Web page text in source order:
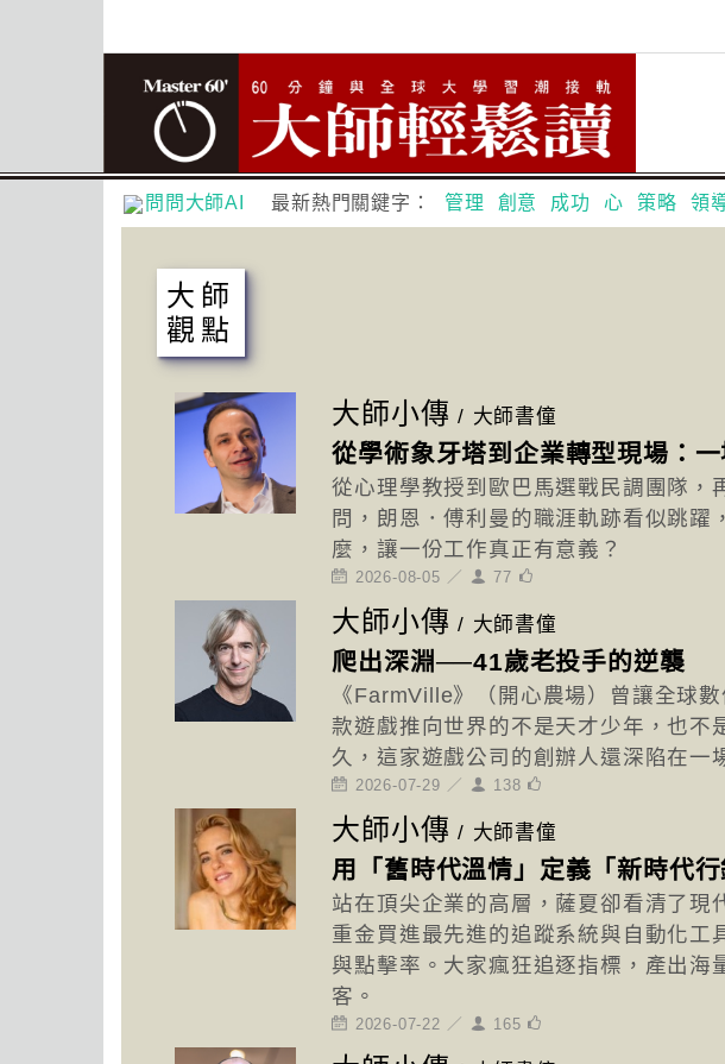
問問大師AI 最新熱門關鍵字： 管理 創意 成功 心 策略 領
大師
觀點
大師小傳 / 大師書僮
從學術象牙塔到企業轉型現場：
從心理學教授到歐巴馬選戰民調團隊，
問，朗恩．傅利曼的職涯軌跡看似跳躍
麼，讓一份工作真正有意義？
2026-08-05 ／ 77
大師小傳 / 大師書僮
爬出深淵──41歲老投手的逆襲
《FarmVille》（開心農場）曾讓全球
款遊戲推向世界的不是天才少年，也不
久，這家遊戲公司的創辦人還深陷在一
2026-07-29 ／ 138
大師小傳 / 大師書僮
用「舊時代溫情」定義「新時代行
站在頂尖企業的高層，薩夏卻看清了現
重金買進最先進的追蹤系統與自動化工
與點擊率。大家瘋狂追逐指標，產出海
客。
2026-07-22 ／ 165